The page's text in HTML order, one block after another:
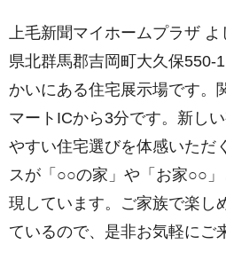
上⽑新聞マイホームプラザ
県北群馬郡吉岡町大久保550-
かいにある住宅展示場です。
マートICから3分です。新し
やすい住宅選びを体感いただ
スが「○○の家」や「お家○○
現しています。ご家族で楽し
ているので、是非お気軽にご